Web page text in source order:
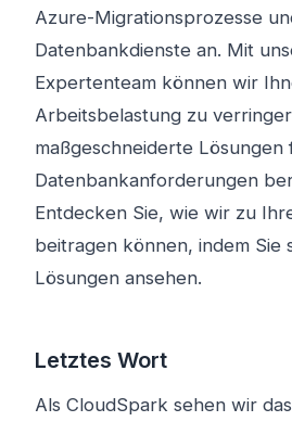
Azure-Migrationsprozesse
Datenbankdienste an. Mit
Expertenteam können wir
Arbeitsbelastung zu
maßgeschneiderte Lösungen
Datenbankanforderungen
Entdecken Sie, wie wir zu
beitragen können, indem Sie
Lösungen ansehen.
Letztes Wort
Als CloudSpark sehen wir